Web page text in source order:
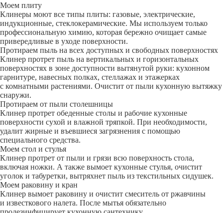
Моем плиту
Клинеры моют все типы плиты: газовые, электрические,
индукционные, стеклокерамические. Мы используем только
профессиональную химию, которая бережно очищает самые
привередливые в уходе поверхности.
Протираем пыль на всех доступных и свободных поверхностях
Клинер протрет пыль на вертикальных и горизонтальных
поверхностях в зоне доступности вытянутой руки: кухонном
гарнитуре, навесных полках, стеллажах и этажерках
с комнатными растениями. Очистит от пыли кухонную вытяжку
снаружи.
Протираем от пыли столешницы
Клинер протрет обеденные столы и рабочие кухонные
поверхности сухой и влажной тряпкой. При необходимости,
удалит жирные и въевшиеся загрязнения с помощью
специального средства.
Моем стол и стулья
Клинер протрет от пыли и грязи всю поверхность стола,
включая ножки. А также вымоет кухонные стулья, очистит
уголок и табуретки, вытряхнет пыль из текстильных сидушек.
Моем раковину и кран
Клинер вымоет раковину и очистит смеситель от ржавчины
и известкового налета. После мытья обязательно